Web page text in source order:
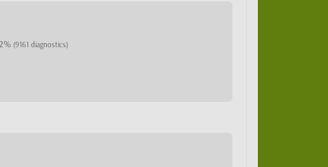
(9161 diagnostics)